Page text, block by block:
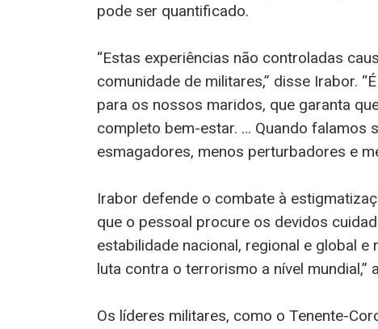
pode ser quantificado.
“Estas experiências não controladas
comunidade de militares,” disse Irabor.
para os nossos maridos, que garanta
completo bem-estar. … Quando falamos
esmagadores, menos perturbadores e
Irabor defende o combate à
que o pessoal procure os devidos
estabilidade nacional, regional e global
luta contra o terrorismo a nível mundial,”
Os líderes militares, como o Tenente-